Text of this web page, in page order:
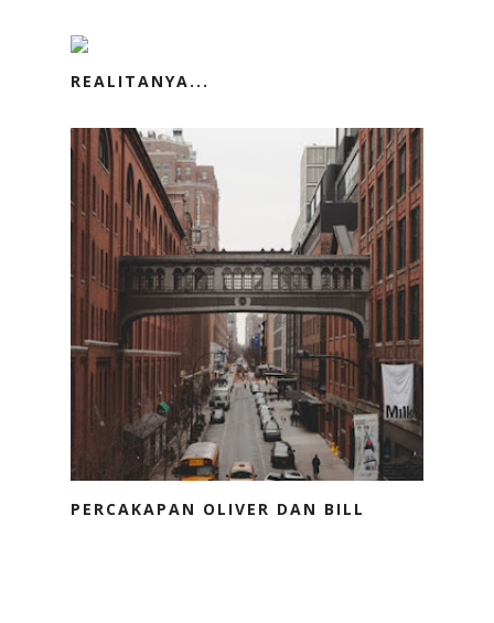
REALITANYA...
PERCAKAPAN OLIVER DAN BILL